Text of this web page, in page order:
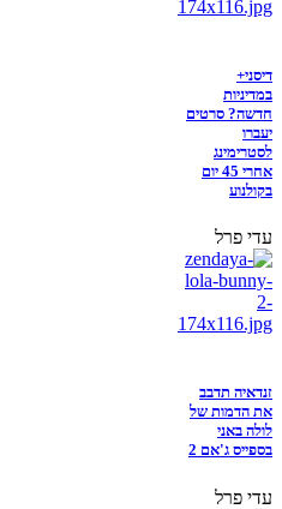
דיסני+
במדיניות
חדשה? סרטים
יעברו
לסטרימינג
אחרי 45 יום
בקולנוע
עדי פרל
זנדאיה תדבב
את הדמות של
לולה באני
בספייס ג'אם 2
עדי פרל